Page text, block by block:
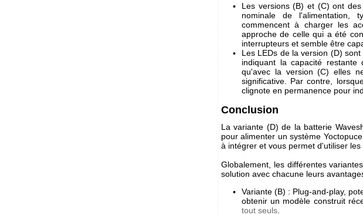
Les versions (B) et (C) ont
nominale de l'alimentation,
commencent à charger les
approche de celle qui a été
interrupteurs et semble être
Les LEDs de la version (D)
indiquant la capacité
qu'avec la version (C) elles
significative. Par contre,
clignote en permanence pour
Conclusion
La variante (D) de la batterie
pour alimenter un système
à intégrer et vous permet d'utiliser
Globalement, les différentes
solution avec chacune leurs
Variante (B) : Plug-and-play,
obtenir un modèle construit
tout seuls